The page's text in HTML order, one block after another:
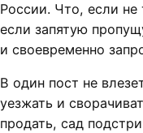
России. Что, если
если запятую
и своевременно
В один пост не
уезжать и
продать, сад